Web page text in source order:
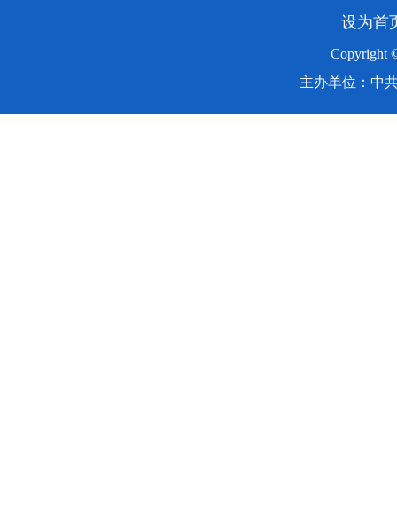
设为首
Copyright
主办单位：中